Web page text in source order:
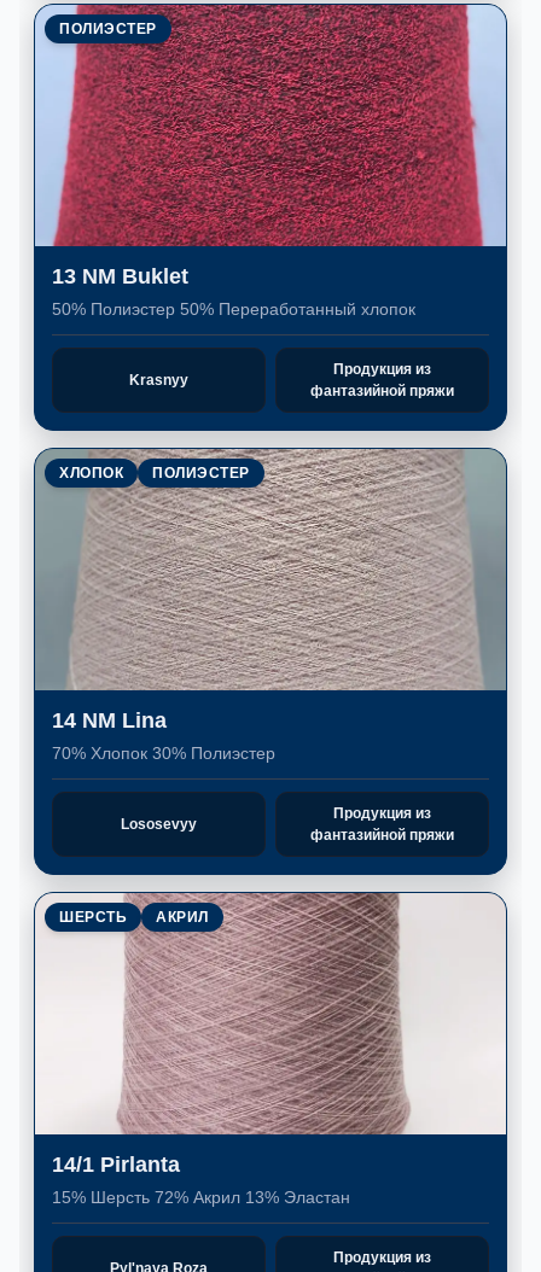
ПОЛИЭСТЕР
13 NM Buklet
50% Полиэстер 50% Переработанный хлопок
Krasnyy
Продукция из
фантазийной пряжи
ХЛОПОК ПОЛИЭСТЕР
14 NM Lina
70% Хлопок 30% Полиэстер
Lososevyy
Продукция из
фантазийной пряжи
ШЕРСТЬ АКРИЛ
14/1 Pirlanta
15% Шерсть 72% Акрил 13% Эластан
Pyl'naya Roza
Продукция из